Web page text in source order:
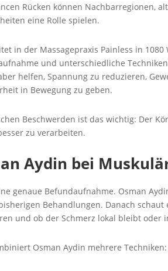
Rücken können Nachbarregionen,
eine Rolle spielen.
in der Massagepraxis Painless in
und unterschiedliche
helfen, Spannung zu reduzieren,
in Bewegung zu geben.
Beschwerden ist das wichtig: Der
zu verarbeiten.
Aydin bei
genaue Befundaufnahme. Osman
Behandlungen. Danach
und ob der Schmerz lokal bleibt oder
Osman Aydin mehrere Techniken: